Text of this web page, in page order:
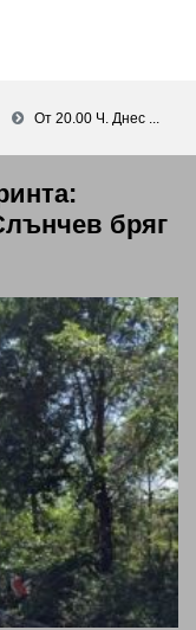
От 20.00 Ч. Днес ...
бряг